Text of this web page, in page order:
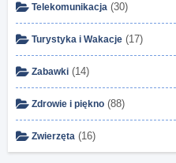
Telekomunikacja (30)
Turystyka i Wakacje (17)
Zabawki (14)
Zdrowie i piękno (88)
Zwierzęta (16)